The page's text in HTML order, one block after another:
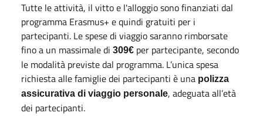
Tutte le attività, il vitto e l'alloggio sono finanziati dal
programma Erasmus+ e quindi gratuiti per i
partecipanti. Le spese di viaggio saranno rimborsate
fino a un massimale di 309€ per partecipante, secondo
le modalità previste dal programma. L’unica spesa
richiesta alle famiglie dei partecipanti è una polizza
assicurativa di viaggio personale, adeguata all’età
dei partecipanti.